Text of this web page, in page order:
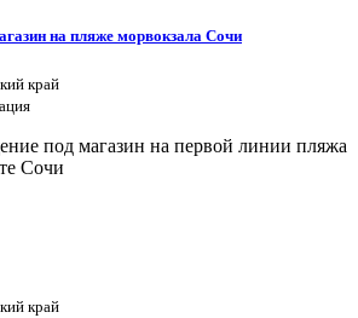
на пляже морвокзала Сочи
край
под магазин на первой линии пляжа
Сочи
край